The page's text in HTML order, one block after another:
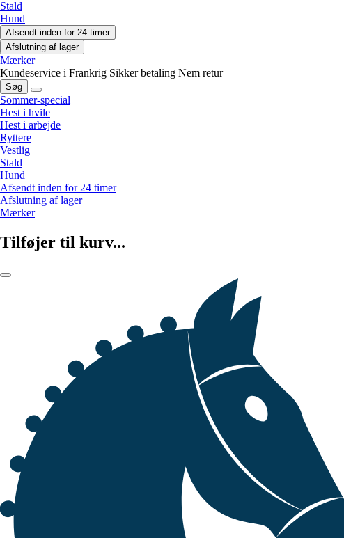
Stald
Hund
Afsendt inden for 24 timer
Afslutning af lager
Mærker
Kundeservice i Frankrig Sikker betaling Nem retur
Søg
Sommer-special
Hest i hvile
Hest i arbejde
Ryttere
Vestlig
Stald
Hund
Afsendt inden for 24 timer
Afslutning af lager
Mærker
Tilføjer til kurv...